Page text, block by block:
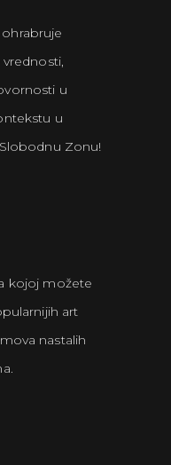
u
u
Zonu!
kojoj možete
art
nastalih